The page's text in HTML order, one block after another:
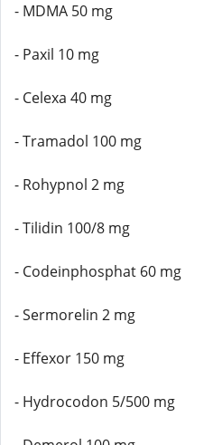
- MDMA 50 mg
- Paxil 10 mg
- Celexa 40 mg
- Tramadol 100 mg
- Rohypnol 2 mg
- Tilidin 100/8 mg
- Codeinphosphat 60 mg
- Sermorelin 2 mg
- Effexor 150 mg
- Hydrocodon 5/500 mg